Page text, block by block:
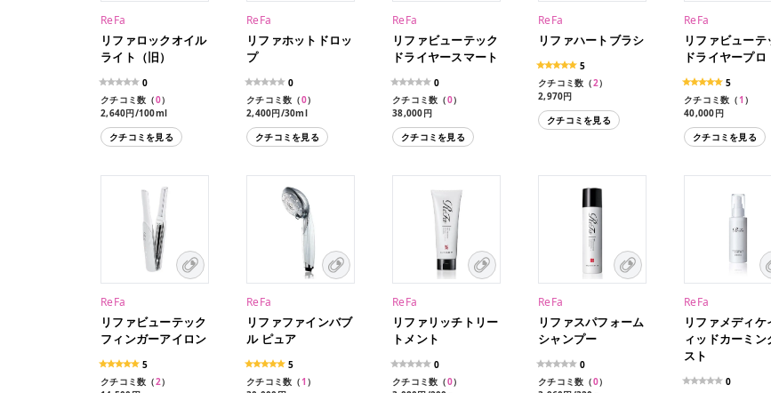
ReFa
リファロックオイル
ライト（旧）
0
クチコミ数（0）
2,640円/100ml
クチコミを見る
ReFa
リファホットドロッ
プ
0
クチコミ数（0）
2,400円/30ml
クチコミを見る
ReFa
リファビューテック
ドライヤースマート
0
クチコミ数（0）
38,000円
クチコミを見る
ReFa
リファハートブラシ
5
クチコミ数（2）
2,970円
クチコミを見る
ReFa
リファビューテ
ドライヤープロ
5
クチコミ数（1 ）
40,000円
クチコミを見る
ReFa
リファビューテック
フィンガーアイロン
5
クチコミ数（2）
ReFa
リファファインバブ
ル ピュア
5
クチコミ数（1 ）
ReFa
リファリッチトリー
トメント
0
クチコミ数（0）
ReFa
リファスパフォーム
シャンプー
0
クチコミ数（0）
ReFa
リファメディケ
ィッドカーミン
スト
0